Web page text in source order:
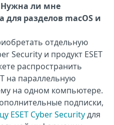
Нужна ли мне
для разделов macOS и
отдельную
Security и продукт ESET
распространить
на параллельную
на одном компьютере.
подписки,
ESET Cyber Securityдля